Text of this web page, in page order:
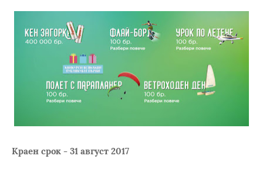
Краен срок - 31 август 2017